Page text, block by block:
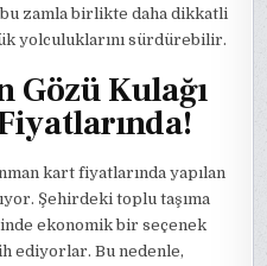
bu zamla birlikte daha dikkatli
yolculuklarını sürdürebilir.
Gözü Kulağı
kart fiyatlarında yapılan
Şehirdeki toplu taşıma
ekonomik bir seçenek
ediyorlar. Bu nedenle,